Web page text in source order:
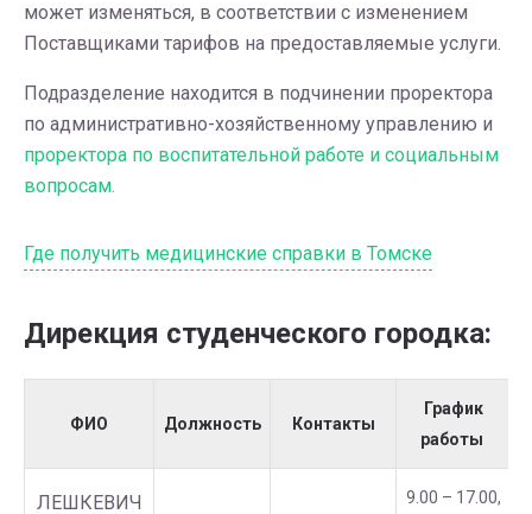
может изменяться, в соответствии с изменением
Поставщиками тарифов на предоставляемые услуги.
Подразделение находится в подчинении проректора
по административно-хозяйственному управлению и
проректора по воспитательной работе и социальным
вопросам.
Где получить медицинские справки в Томске
Дирекция студенческого городка:
ФИО Должность Контакты
График
работы
ЛЕШКЕВИЧ
9.00 – 17.00,